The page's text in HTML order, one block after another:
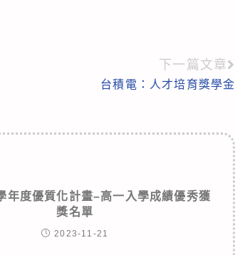
下一篇文章
台積電：人才培育獎學金
年度優質化計畫–高一入學成績優秀獲
獎名單
2023-11-21